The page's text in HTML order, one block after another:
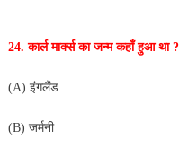
24. कार्ल मार्क्स का जन्म कहाँ हुआ था ?
(A) इंगलैंड
(B) जर्मनी